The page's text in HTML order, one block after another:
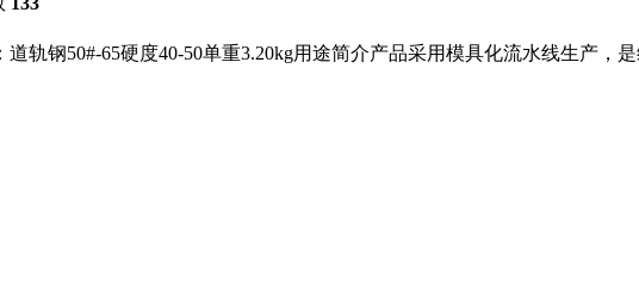
轨钢50#-65硬度40-50单重3.20kg用途简介产品采用模具化流水线生产，